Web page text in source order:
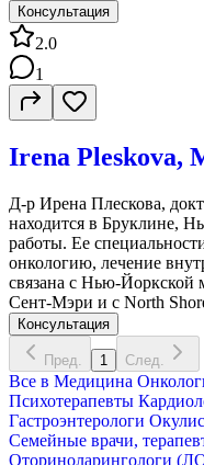
Консультация
2.0
1
Irena Pleskova,
Д-р Ирена Плескова,
находится в Бруклине,
работы. Ее
онкологию, лечение
связана с Нью-Йоркской
Сент-Мэри и с North
Консультация
Пред. 1 След.
Все в Медицина
Психотерапевты
Гастроэнтерологи
Семейные врачи,
Оториноларингологи